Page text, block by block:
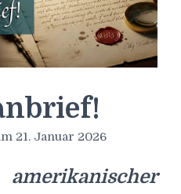
21. Januar 2026